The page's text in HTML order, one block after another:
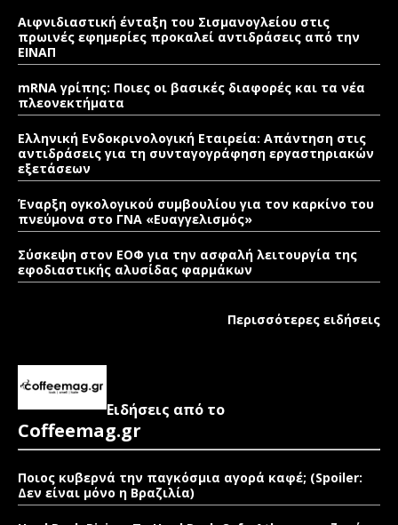
Αιφνιδιαστική ένταξη του Σισμανογλείου στις
πρωινές εφημερίες προκαλεί αντιδράσεις από την
ΕΙΝΑΠ
mRNA γρίπης: Ποιες οι βασικές διαφορές και τα νέα
πλεονεκτήματα
Ελληνική Ενδοκρινολογική Εταιρεία: Απάντηση στις
αντιδράσεις για τη συνταγογράφηση εργαστηριακών
εξετάσεων
Έναρξη ογκολογικού συμβουλίου για τον καρκίνο του
πνεύμονα στο ΓΝΑ «Ευαγγελισμός»
Σύσκεψη στον ΕΟΦ για την ασφαλή λειτουργία της
εφοδιαστικής αλυσίδας φαρμάκων
Περισσότερες ειδήσεις
Ειδήσεις από το
Coffeemag.gr
Ποιος κυβερνά την παγκόσμια αγορά καφέ; (Spoiler:
Δεν είναι μόνο η Βραζιλία)